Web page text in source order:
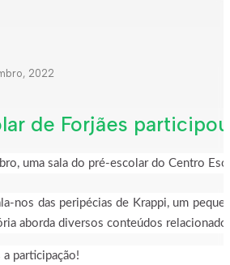
2022
de Forjães
uma sala do pré-escolar do Centro
nos das peripécias de Krappi, um
aborda diversos conteúdos
participação!